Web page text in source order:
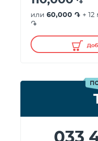
или 60,000 ֏ +
֏
033